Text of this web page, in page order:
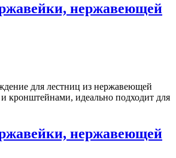
нержавеющей
нержавеющей